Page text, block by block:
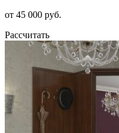
от 45 000 руб.
Рассчитать